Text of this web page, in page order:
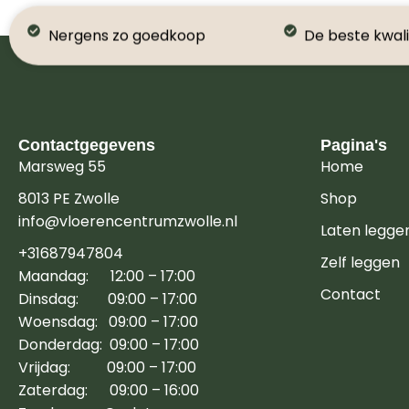
Nergens zo goedkoop De beste
Contactgegevens
Marsweg 55
8013 PE Zwolle
info@vloerencentrumzwolle.nl
+31687947804
Maandag: 12:00 – 17:00
Dinsdag: 09:00 – 17:00
Woensdag: 09:00 – 17:00
Donderdag: 09:00 – 17:00
Vrijdag: 09:00 – 17:00
Zaterdag: 09:00 – 16:00
Pagina's
Home
Shop
Laten
Zelf leggen
Contact